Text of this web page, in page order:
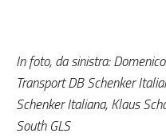
In foto, da sinistra:
Transport DB Schenker
Schenker Italiana, Klaus
South GLS